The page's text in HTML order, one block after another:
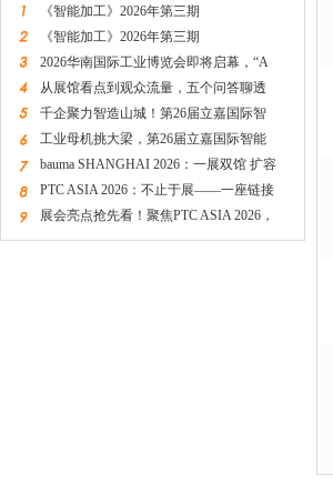
《智能加工》2026年第三期
《智能加工》2026年第三期
2026华南国际工业博览会即将启幕，“A
从展馆看点到观众流量，五个问答聊透
千企聚力智造山城！第26届立嘉国际智
工业母机挑大梁，第26届立嘉国际智能
bauma SHANGHAI 2026：一展双馆 扩容
PTC ASIA 2026：不止于展——一座链接
展会亮点抢先看！聚焦PTC ASIA 2026，